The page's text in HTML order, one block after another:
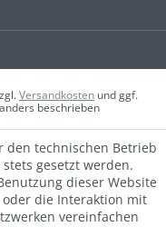
Versandkosten und ggf.
beschrieben
den technischen Betrieb
gesetzt werden.
dieser Website
die Interaktion mit
vereinfachen